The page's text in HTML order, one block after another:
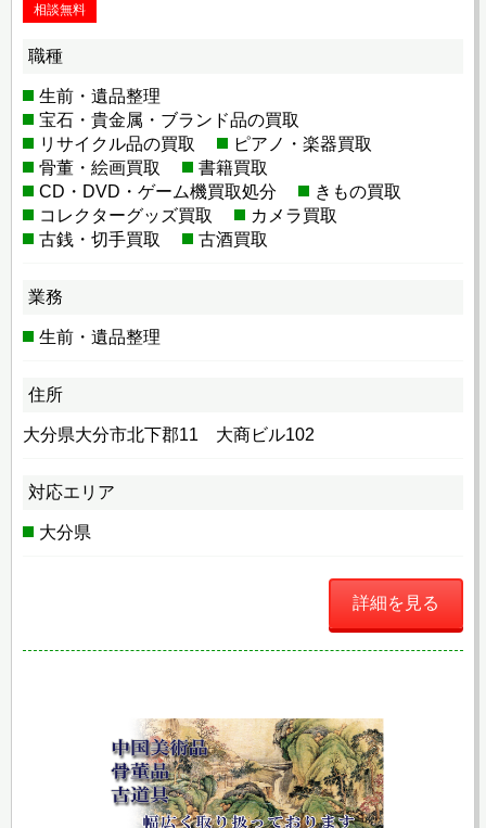
相談無料
職種
生前・遺品整理
宝石・貴金属・ブランド品の買取
リサイクル品の買取
ピアノ・楽器買取
骨董・絵画買取
書籍買取
CD・DVD・ゲーム機買取処分
きもの買取
コレクターグッズ買取
カメラ買取
古銭・切手買取
古酒買取
業務
生前・遺品整理
住所
大分県大分市北下郡11 大商ビル102
対応エリア
大分県
詳細を見る